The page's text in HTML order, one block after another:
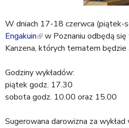
W dniach 17-18 czerwca (piątek-
Engakuin(
l
n
k
i
e
w Poznaniu odbędą
Kanzena, których tematem będzie
Godziny wykładów:
piątek godz. 17.30
sobota godz. 10.00 oraz 15.00
Sugerowana darowizna za wykład